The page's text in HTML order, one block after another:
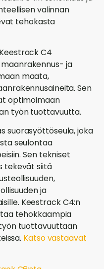
valinnan
tehokasta
C4
ja
maata,
Sen
optimoimaan
työn tuottavuutta.
suorasyöttöseula, joka
seulontaa
Sen tekniset
tekevät siitä
ja
Keestrack C4:n
tehokkaampia
tuottavuuttaan
Katso vastaavat